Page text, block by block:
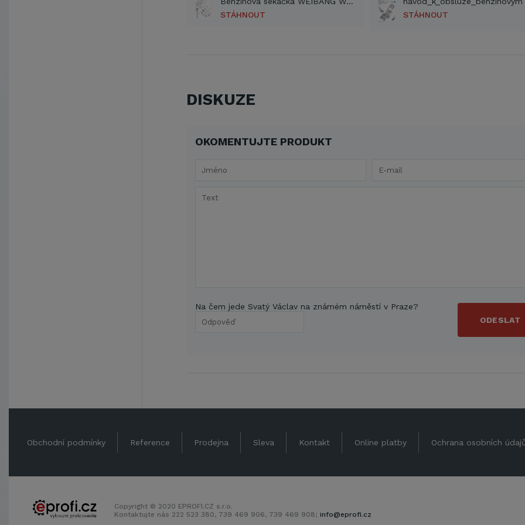
STÁHNOUT
STÁHNOUT
DISKUZE
OKOMENTUJTE PRODUKT
Na čem jede Svatý Václav na známém náměstí v Praze?
ODESLAT
Obchodní podmínky Reference Prodejna Sleva Kontakt Online platby Ochrana osobních
Copyright © 2020 EPROFI.CZ s.r.o.
Kontaktujte nás 222 523 380, 739 469 906, 739 469 908; info@eprofi.cz